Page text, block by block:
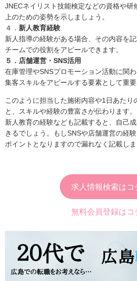
JNECネイリスト技能検定などの資格や研
上のための姿勢を示しましょう。
４． 新人教育経験
新人指導の経験がある場合、その内容を
チームでの役割をアピールできます。
５．店舗運営・SNS活用
在庫管理やSNSプロモーション活動に関
集客スキルをアピールする要素として重要
このように担当した施術内容や1日あたり
と、スキルや経験の豊富さが伝わります
新人教育の経験なども記載すると、自己
きるでしょう。もしSNSや店舗運営の経
ポイントとなりますので漏れなく記載しま
求人情報検索はコ
無料会員登録はコ